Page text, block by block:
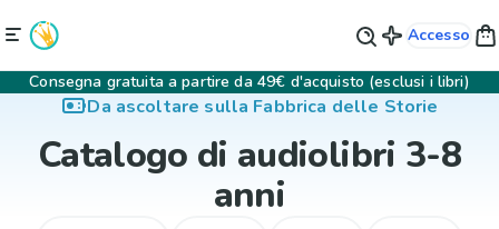
Accesso
Consegna gratuita a partire da 49€ d'acquisto (esclusi i libri)
Da ascoltare sulla Fabbrica delle Storie
Catalogo di audiolibri 3-8
anni